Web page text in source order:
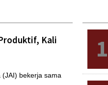
Kali
(JAI) bekerja sama
1